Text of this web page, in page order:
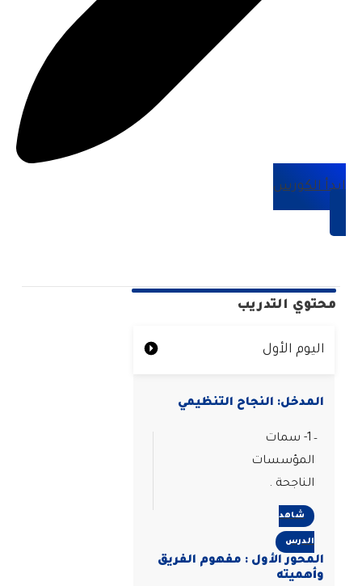
ابدأ الكورس
محتوي التدريب
اليوم الأول
المدخل: النجاح التنظيمي
1- سمات
المؤسسات
الناجحة .
شاهد
الدرس
المحور الأول : مفهوم الفريق
وأهميته